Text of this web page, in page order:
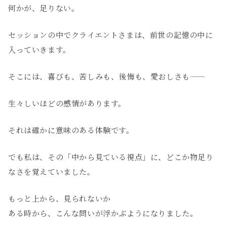
何かが、足りない。
セッションの中でクライエントさまは、前世の記憶の中に
入っていきます。
そこには、喜びも、苦しみも、後悔も、愛おしさも——
生々しいほどの感情があります。
それは確かに意味のある体験です。
でも私は、その「中から見ている視点」に、どこか物足り
なさを覚えていました。
もっと上から、見られないか
ある時から、こんな問いが浮かぶようになりました。